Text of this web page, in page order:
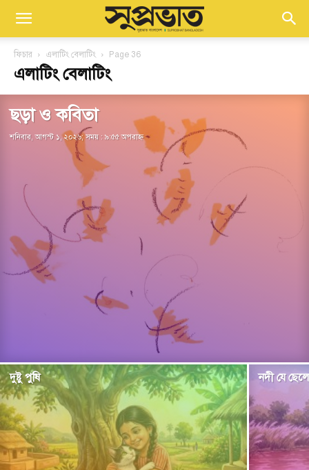
ফিচার এলাটিং বেলাটিং Page 36
এলাটিং বেলাটিং
ছড়া ও কবিতা
শনিবার, আগস্ট ১, ২০২৬; সময় : ৯:৫৫ অপরাহ্ণ
দুষ্টু পুষি নদী যে